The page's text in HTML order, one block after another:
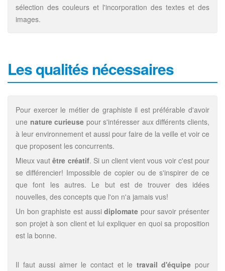
sélection des couleurs et l'incorporation des textes et des
images.
Les qualités nécessaires
Pour exercer le métier de graphiste il est préférable d'avoir
une nature curieuse pour s'intéresser aux différents clients,
à leur environnement et aussi pour faire de la veille et voir ce
que proposent les concurrents.
Mieux vautêtre créatif. Si un client vient vous voir c'est pour
se différencier! Impossible de copier ou de s'inspirer de ce
que font les autres. Le but est de trouver des idées
nouvelles, des concepts que l'on n'a jamais vus!
Un bon graphiste est aussidiplomate pour savoir présenter
son projet à son client et lui expliquer en quoi sa proposition
est la bonne.
Il faut aussi aimer le contact et le travail d'équipe pour